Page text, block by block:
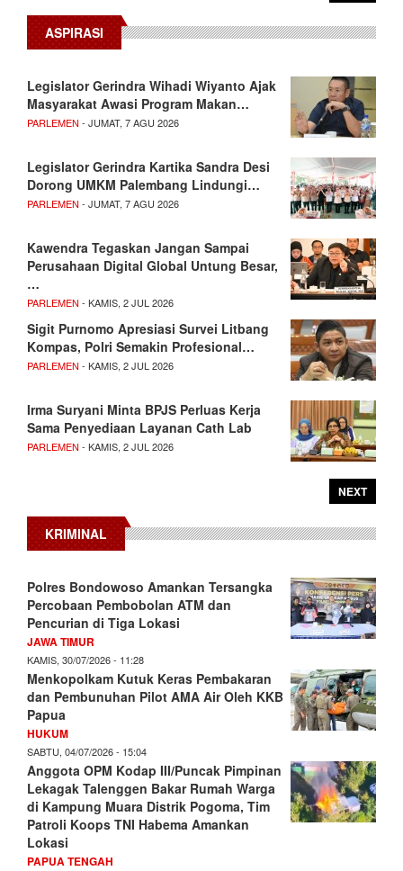
ASPIRASI
Legislator Gerindra Wihadi Wiyanto Ajak
Masyarakat Awasi Program Makan…
PARLEMEN - JUMAT, 7 AGU 2026
Legislator Gerindra Kartika Sandra Desi
Dorong UMKM Palembang Lindungi…
PARLEMEN - JUMAT, 7 AGU 2026
Kawendra Tegaskan Jangan Sampai
Perusahaan Digital Global Untung Besar,
…
PARLEMEN - KAMIS, 2 JUL 2026
Sigit Purnomo Apresiasi Survei Litbang
Kompas, Polri Semakin Profesional…
PARLEMEN - KAMIS, 2 JUL 2026
Irma Suryani Minta BPJS Perluas Kerja
Sama Penyediaan Layanan Cath Lab
PARLEMEN - KAMIS, 2 JUL 2026
NEXT
KRIMINAL
Polres Bondowoso Amankan Tersangka
Percobaan Pembobolan ATM dan
Pencurian di Tiga Lokasi
JAWA TIMUR
KAMIS, 30/07/2026 - 11:28
Menkopolkam Kutuk Keras Pembakaran
dan Pembunuhan Pilot AMA Air Oleh KKB
Papua
HUKUM
SABTU, 04/07/2026 - 15:04
Anggota OPM Kodap III/Puncak Pimpinan
Lekagak Talenggen Bakar Rumah Warga
di Kampung Muara Distrik Pogoma, Tim
Patroli Koops TNI Habema Amankan
Lokasi
PAPUA TENGAH